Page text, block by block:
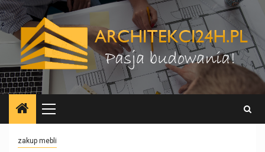
Przejdź
do
treści
Menu
główne
zakup mebli